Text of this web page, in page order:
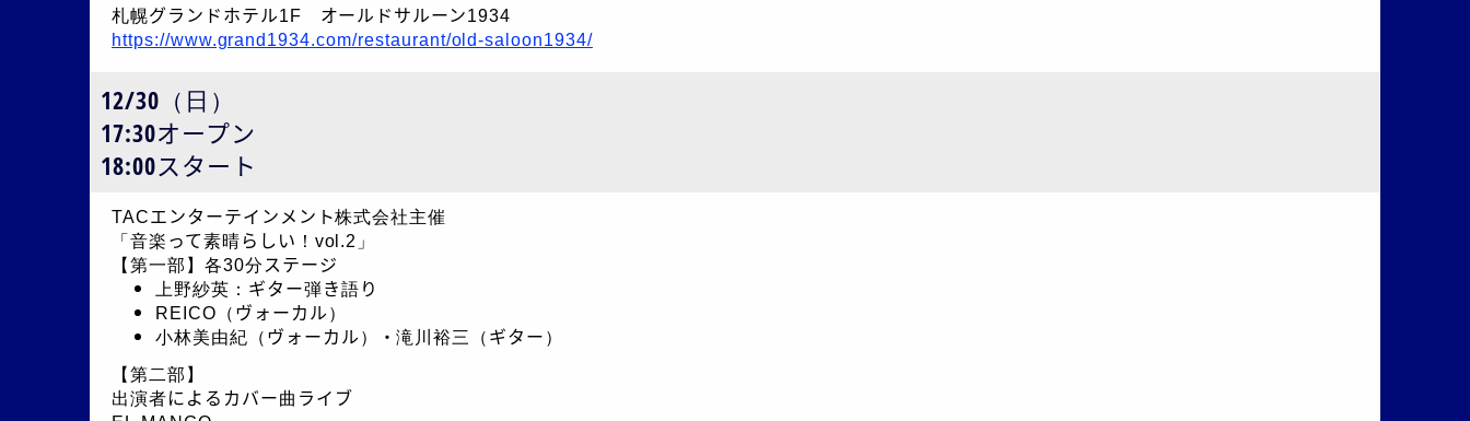
札幌グランドホテル1F オールドサルーン1934
https://www.grand1934.com/restaurant/old-saloon1934/
12/30（日）
17:30オープン
18:00スタート
TACエンターテインメント株式会社主催
「音楽って素晴らしい！vol.2」
【第一部】各30分ステージ
上野紗英：ギター弾き語り
REICO（ヴォーカル）
小林美由紀（ヴォーカル）・滝川裕三（ギター）
【第二部】
出演者によるカバー曲ライブ